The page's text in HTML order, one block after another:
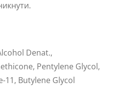
Denat.,
Pentylene Glycol,
11, Butylene Glycol